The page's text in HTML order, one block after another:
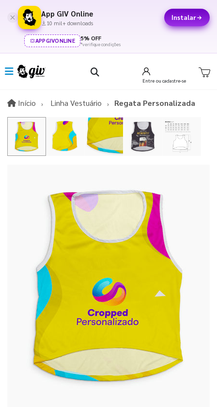
App GIV Online
10 mil+ downloads
Instalar
APPGIVONLINE 5% OFF
*verifique condições
Entre ou cadastre-se
Início InícioLinha Vestuário Regata Personalizada